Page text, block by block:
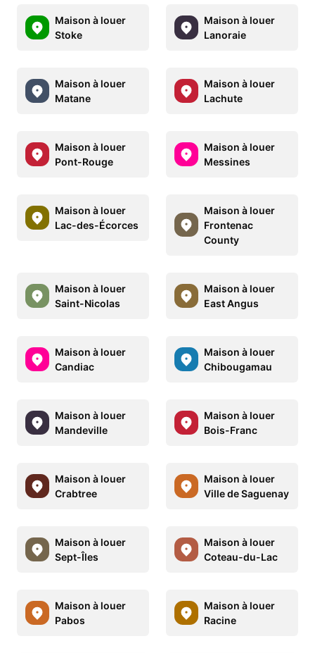
Maison à louer
Stoke
Maison à louer
Lanoraie
Maison à louer
Matane
Maison à louer
Lachute
Maison à louer
Pont-Rouge
Maison à louer
Messines
Maison à louer
Lac-des-Écorces
Maison à louer
Frontenac
County
Maison à louer
Saint-Nicolas
Maison à louer
East Angus
Maison à louer
Candiac
Maison à louer
Chibougamau
Maison à louer
Mandeville
Maison à louer
Bois-Franc
Maison à louer
Crabtree
Maison à louer
Ville de Saguenay
Maison à louer
Sept-Îles
Maison à louer
Coteau-du-Lac
Maison à louer
Pabos
Maison à louer
Racine